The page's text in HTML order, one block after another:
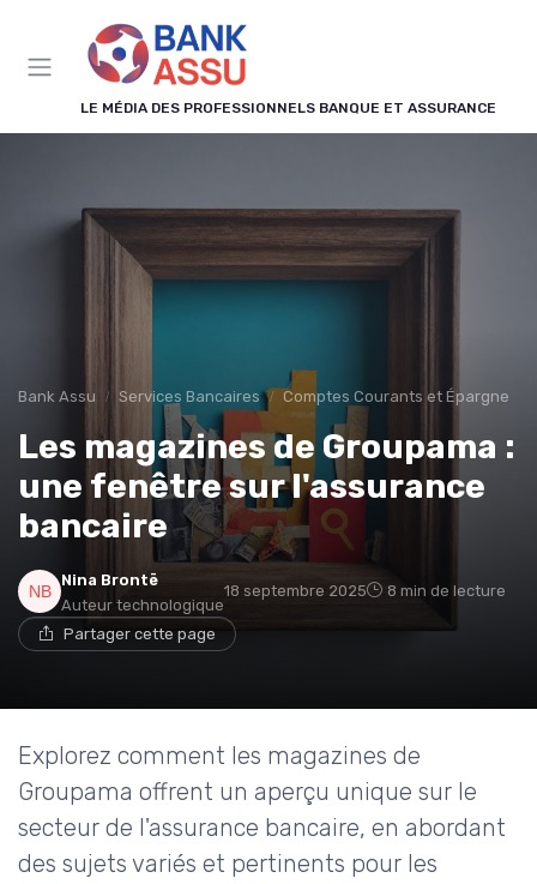
LE MÉDIA DES PROFESSIONNELS BANQUE ET ASSURANCE
Bank Assu Services Bancaires Comptes Courants et Épargne
Les magazines de Groupama :
une fenêtre sur l'assurance
bancaire
Nina Brontë
Auteur technologique
18 septembre 2025 8 min de lecture
Partager cette page
Explorez comment les magazines de
Groupama offrent un aperçu unique sur le
secteur de l'assurance bancaire, en abordant
des sujets variés et pertinents pour les